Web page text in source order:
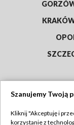
Szanujemy Twoją
Kliknij "Akceptuję i
korzystanie z